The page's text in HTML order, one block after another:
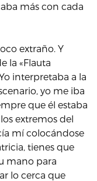
más con cada
extraño. Y
la «Flauta
interpretaba a la
yo me iba
que él estaba
extremos del
mí colocándose
tienes que
mano para
lo cerca que